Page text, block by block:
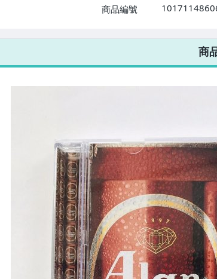
商品編號
7-ELEVEN 運費只
不限金額、筆數，
商